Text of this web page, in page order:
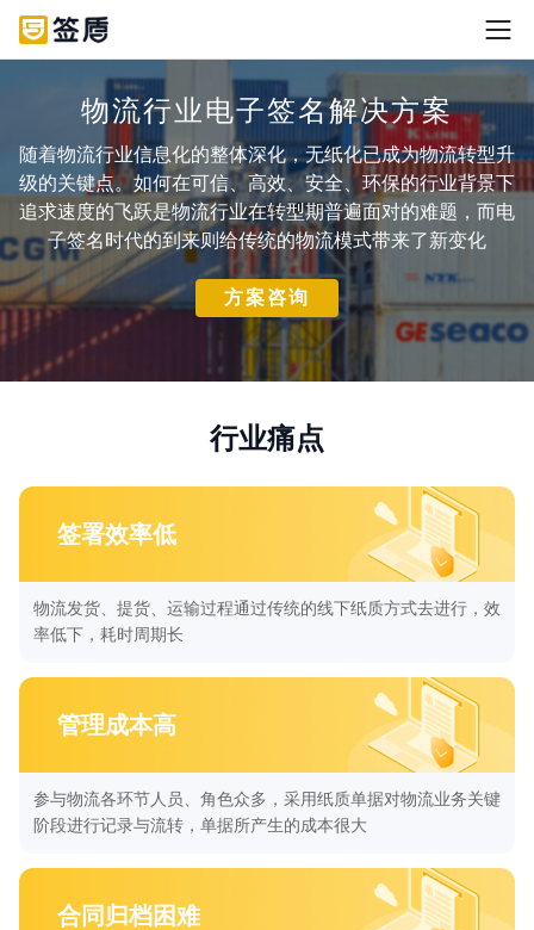
物流行业电子签名解决方案
随着物流行业信息化的整体深化，无纸化已成为物流转型升
级的关键点。如何在可信、高效、安全、环保的行业背景下
追求速度的飞跃是物流行业在转型期普遍面对的难题，而电
子签名时代的到来则给传统的物流模式带来了新变化
方案咨询
行业痛点
签署效率低
物流发货、提货、运输过程通过传统的线下纸质方式去进行，效
率低下，耗时周期长
管理成本高
参与物流各环节人员、角色众多，采用纸质单据对物流业务关键
阶段进行记录与流转，单据所产生的成本很大
合同归档困难